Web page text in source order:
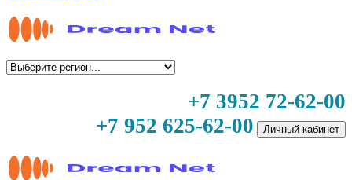
+7 3952 72-62-00
+7 952 625-62-00
Личный кабинет